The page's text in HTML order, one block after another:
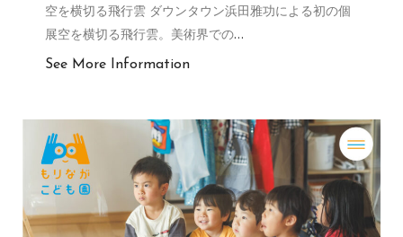
空を横切る飛行雲 ダウンタウン浜田雅功による初の個
展空を横切る飛行雲。美術界での…
See More Information